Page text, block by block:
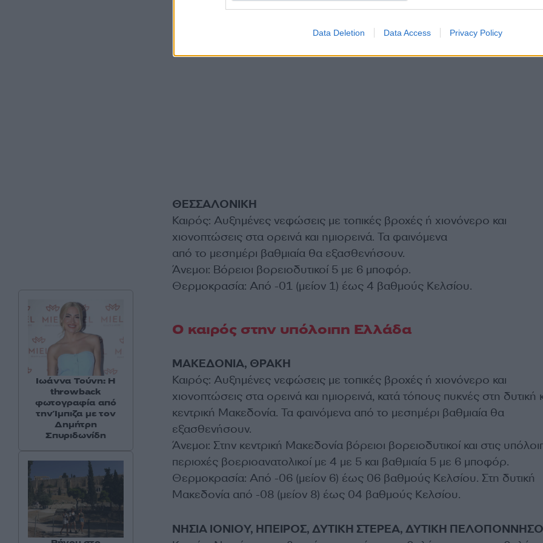
Data Deletion Data Access Privacy Policy
ΘΕΣΣΑΛΟΝΙΚΗ
Καιρός: Αυξημένες νεφώσεις με τοπικές βροχές ή χιονόνερο και
χιονοπτώσεις στα ορεινά και ημιορεινά. Τα φαινόμενα
από το μεσημέρι βαθμιαία θα εξασθενήσουν.
Άνεμοι: Βόρειοι βορειοδυτικοί 5 με 6 μποφόρ.
Θερμοκρασία: Από -01 (μείον 1) έως 4 βαθμούς Κελσίου.
Ο καιρός στην υπόλοιπη Ελλάδα
ΜΑΚΕΔΟΝΙΑ, ΘΡΑΚΗ
Καιρός: Αυξημένες νεφώσεις με τοπικές βροχές ή χιονόνερο και
χιονοπτώσεις στα ορεινά και ημιορεινά, κατά τόπους πυκνές στη δυτική
κεντρική Μακεδονία. Τα φαινόμενα από το μεσημέρι βαθμιαία θα
εξασθενήσουν.
Άνεμοι: Στην κεντρική Μακεδονία βόρειοι βορειοδυτικοί και στις
περιοχές βοεριοανατολικοί με 4 με 5 και βαθμιαία 5 με 6 μποφόρ.
Θερμοκρασία: Από -06 (μείον 6) έως 06 βαθμούς Κελσίου. Στη δυτική
Μακεδονία από -08 (μείον 8) έως 04 βαθμούς Κελσίου.
ΝΗΣΙΑ ΙΟΝΙΟΥ, ΗΠΕΙΡΟΣ, ΔΥΤΙΚΗ ΣΤΕΡΕΑ, ΔΥΤΙΚΗ
Ιωάννα Τούνη: Η
throwback
φωτογραφία από
την Ίμπιζα με τον
Δημήτρη
Σπυριδωνίδη